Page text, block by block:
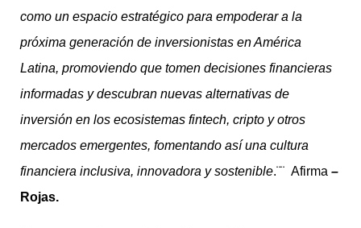
como un espacio estratégico para empoderar a la
próxima generación de inversionistas en América
Latina, promoviendo que tomen decisiones financieras
informadas y descubran nuevas alternativas de
inversión en los ecosistemas fintech, cripto y otros
mercados emergentes, fomentando así una cultura
financiera inclusiva, innovadora y sostenible.¨¨ Afirma –
Rojas.